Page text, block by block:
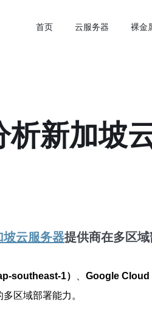
首页 云服务器 裸金
析新加坡
坡云服务器提供商在多区
southeast-1）
Google Cloud
区域部署能力。